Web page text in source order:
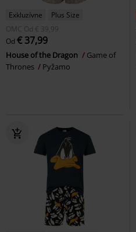
Exkluzívne
Plus Size
OMC Od € 39,99
Od € 37,99
House of the Dragon
Game of
Thrones
Pyžamo